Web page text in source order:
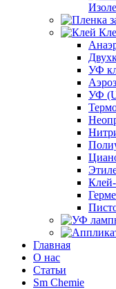
УФ
УФ
Главная
О нас
Статьи
Sm Chemie